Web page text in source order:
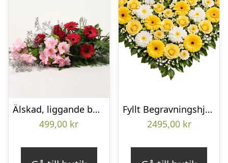
Älskad, liggande bukett
499,00 kr
Fyllt Begravningshjärta
2495,00 kr